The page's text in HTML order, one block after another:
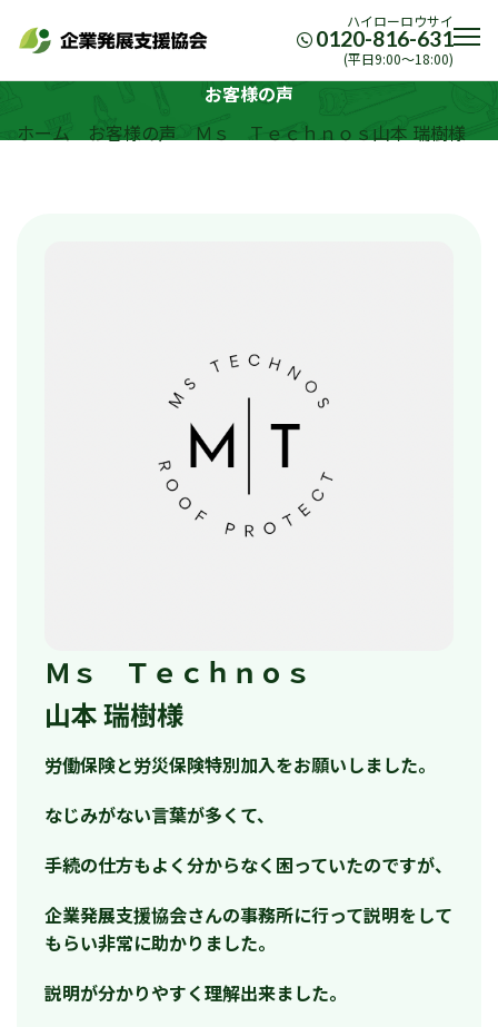
ハイローロウサイ
0120-816-631
(平日9:00〜18:00)
お客様の声
ホーム
お客様の声 Ｍｓ Ｔｅｃｈｎｏｓ山本 瑞樹様
Ｍｓ Ｔｅｃｈｎｏｓ
山本 瑞樹様
労働保険と労災保険特別加入をお願いしました。
なじみがない言葉が多くて、
手続の仕方もよく分からなく困っていたのですが、
企業発展支援協会さんの事務所に行って説明をして
もらい非常に助かりました。
説明が分かりやすく理解出来ました。